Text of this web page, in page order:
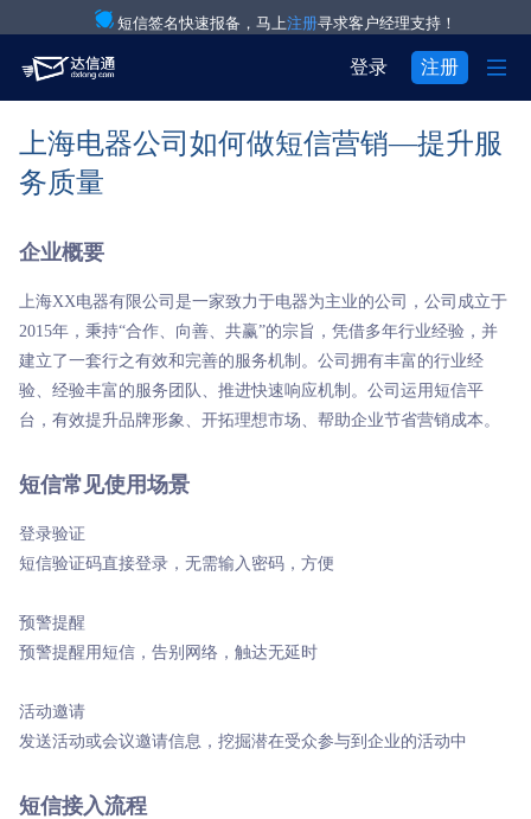
短信签名快速报备，马上注册寻求客户经理支持！
登录 注册 
产品与服务 
验证码通知短信
营销短信
彩信群发
语音通知
语音验证码
国际短信
解决方案 
 IT互联网行业
 电商行业
 物流行业
 房产行业
 教育行业

关于我们 
 关于达信通
行业资讯
注册 登录
上海电器公司如何做短信营销—提升服
务质量
企业概要
上海XX电器有限公司是一家致力于电器为主业的公司，公司成立于
2015年，秉持“合作、向善、共赢”的宗旨，凭借多年行业经验，并
建立了一套行之有效和完善的服务机制。公司拥有丰富的行业经
验、经验丰富的服务团队、推进快速响应机制。公司运用短信平
台，有效提升品牌形象、开拓理想市场、帮助企业节省营销成本。
短信常见使用场景
登录验证
短信验证码直接登录，无需输入密码，方便
预警提醒
预警提醒用短信，告别网络，触达无延时
活动邀请
发送活动或会议邀请信息，挖掘潜在受众参与到企业的活动中
短信接入流程